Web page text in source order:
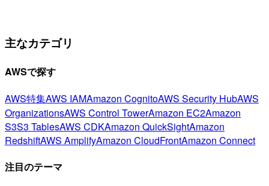
主なカテゴリ
AWSで探す
AWS特集AWS IAMAmazon CognitoAWS Security HubAWS
OrganizationsAWS Control TowerAmazon EC2Amazon
S3S3 TablesAWS CDKAmazon QuickSightAmazon
RedshiftAWS AmplifyAmazon CloudFrontAmazon Connect
注目のテーマ